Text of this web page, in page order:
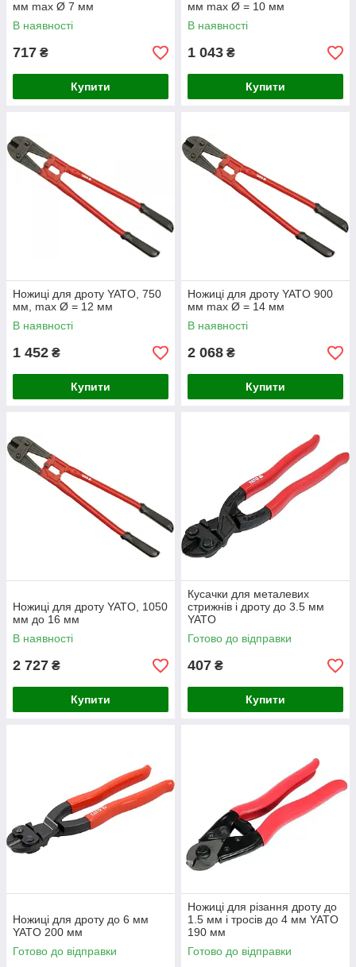
мм max Ø 7 мм
В наявності
717 ₴
Купити
мм max Ø = 10 мм
В наявності
1 043 ₴
Купити
Ножиці для дроту YATO, 750
мм, max Ø = 12 мм
В наявності
1 452 ₴
Купити
Ножиці для дроту YATO 900
мм max Ø = 14 мм
В наявності
2 068 ₴
Купити
Ножиці для дроту YATO, 1050
мм до 16 мм
В наявності
2 727 ₴
Купити
Кусачки для металевих
стрижнів і дроту до 3.5 мм
YATO
Готово до відправки
407 ₴
Купити
Ножиці для дроту до 6 мм
YATO 200 мм
Готово до відправки
Ножиці для різання дроту до
1.5 мм і тросів до 4 мм YATO
190 мм
Готово до відправки